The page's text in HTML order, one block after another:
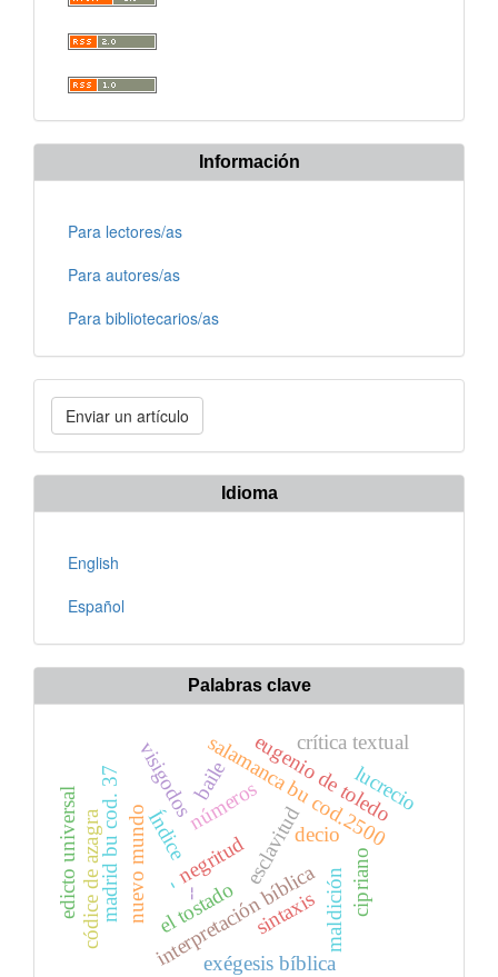
Información
Para lectores/as
Para autores/as
Para bibliotecarios/as
Enviar
un
artículo
Enviar un artículo
Idioma
English
Español
Palabras clave
--
-
Índice esclavitud
interpretación bíblicamaldición
negritud
nuevo mundo
madrid bu cod. 37 salamanca bu cod.2500
el tostado
números
exégesis bíblica
eugenio de toledo
visigodos
códice de azagra cipriano
decio
edicto universal lucrecio
crítica textual
sintaxis
baile